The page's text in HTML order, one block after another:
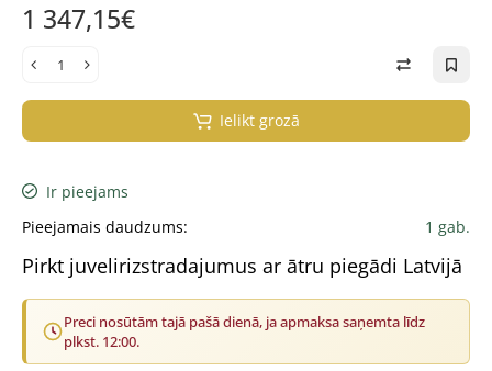
1 347,15€
Ielikt grozā
Ir pieejams
Pieejamais daudzums:
1 gab.
Pirkt juvelirizstradajumus ar ātru piegādi Latvijā
Preci nosūtām tajā pašā dienā, ja apmaksa saņemta līdz
plkst. 12:00.